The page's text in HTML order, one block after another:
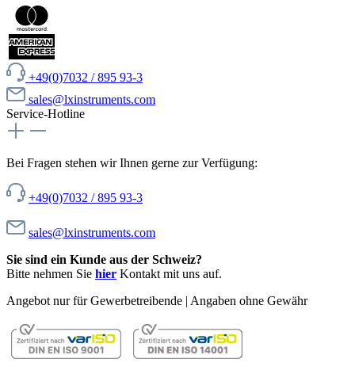
+49(0)7032 / 895 93-3
sales@lxinstruments.com
Service-Hotline
Bei Fragen stehen wir Ihnen gerne zur Verfügung:
+49(0)7032 / 895 93-3
sales@lxinstruments.com
Sie sind ein Kunde aus der Schweiz?
Bitte nehmen Sie hier Kontakt mit uns auf.
Angebot nur für Gewerbetreibende | Angaben ohne Gewähr